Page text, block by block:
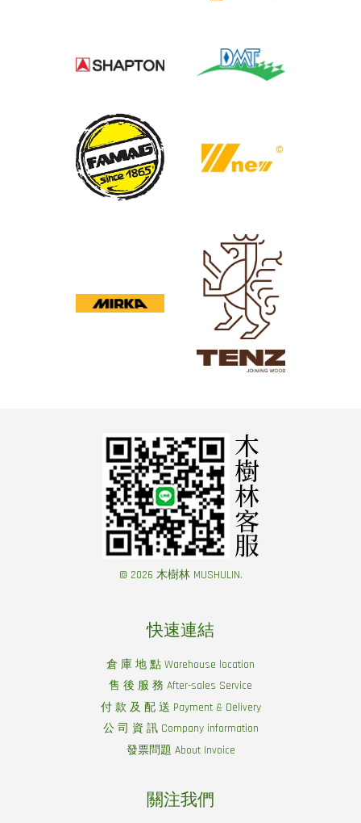
© 2026 木樹林 MUSHULIN.
快速連結
倉 庫 地 點 Warehouse location
售 後 服 務 After-sales Service
付 款 及 配 送 Payment & Delivery
公 司 資 訊 Company information
發票問題 About Invoice
關注我們